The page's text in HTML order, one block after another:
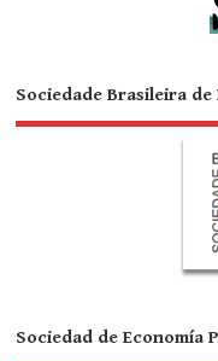
Sociedade Brasileira
Sociedad de Economía